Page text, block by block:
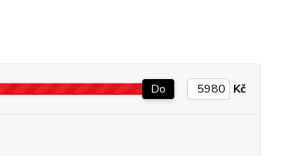
Do Kč